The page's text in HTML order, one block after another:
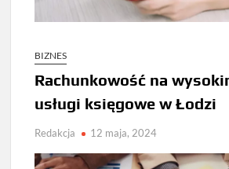
BIZNES
Rachunkowość na
usługi księgowe w Łodzi
Redakcja 12 maja, 2024